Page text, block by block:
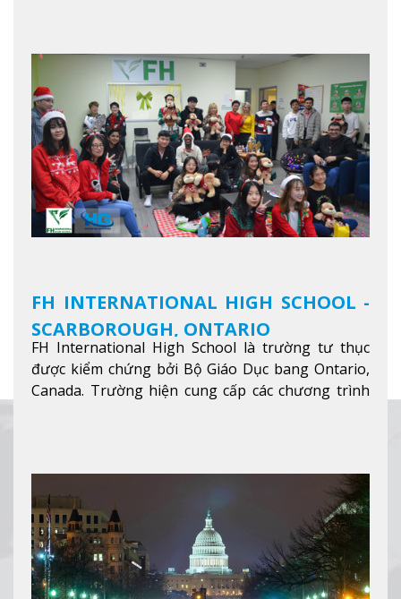
FH INTERNATIONAL HIGH SCHOOL -
SCARBOROUGH, ONTARIO
FH International High School là trường tư thục
được kiểm chứng bởi Bộ Giáo Dục bang Ontario,
Canada. Trường hiện cung cấp các chương trình
nhanh chóng môi trường học tại Canada.Xem
thêm